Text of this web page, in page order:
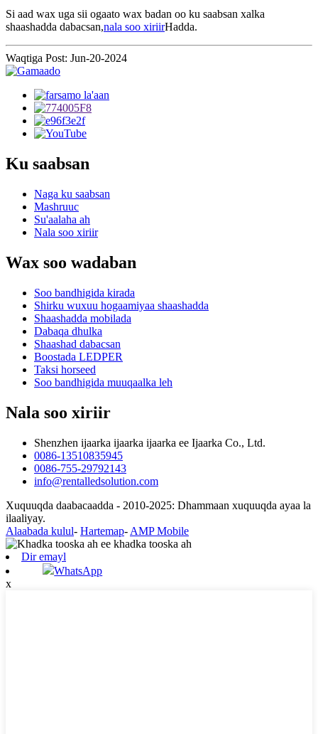
Si aad wax uga sii ogaato wax badan oo ku saabsan xalka
shaashadda dabacsan,nala soo xiriirHadda.
Waqtiga Post: Jun-20-2024
Ku saabsan
Naga ku saabsan
Mashruuc
Su'aalaha ah
Nala soo xiriir
Wax soo wadaban
Soo bandhigida kirada
Shirku wuxuu hogaamiyaa shaashadda
Shaashadda mobilada
Dabaqa dhulka
Shaashad dabacsan
Boostada LEDPER
Taksi horseed
Soo bandhigida muuqaalka leh
Nala soo xiriir
Shenzhen ijaarka ijaarka ijaarka ee Ijaarka Co., Ltd.
0086-13510835945
0086-755-29792143
info@rentalledsolution.com
Xuquuqda daabacaadda - 2010-2025: Dhammaan xuquuqda ayaa la
ilaaliyay.
Alaabada kulul- Hartemap- AMP Mobile
Dir emayl
WhatsApp
x